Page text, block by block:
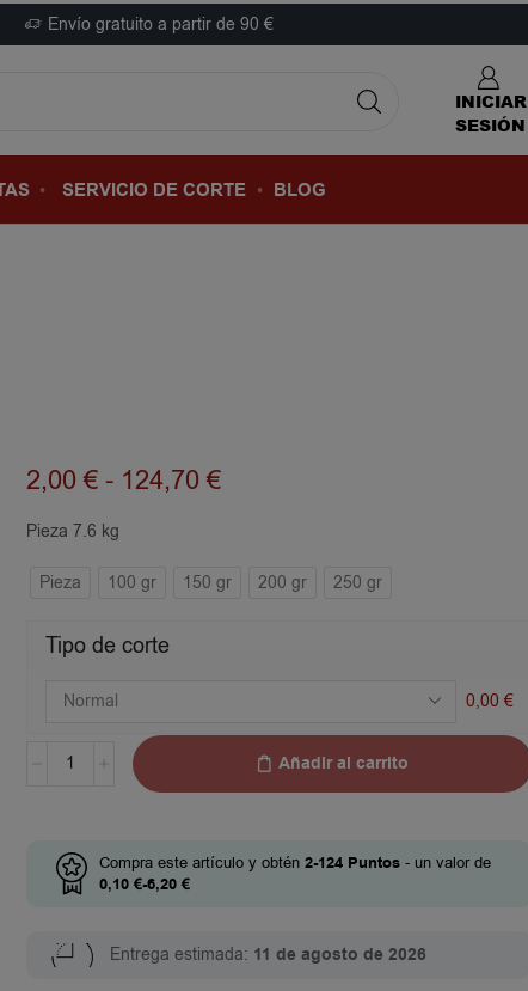
Envío gratuito a partir de 90 €
INICIAR
SESIÓN
SERVICIO DE CORTE BLOG
2,00€ - 124,70€
Pieza 7.6 kg
Pieza 100 gr 150 gr 200 gr 250 gr
Tipo de corte
0,00 €
Añadir al carrito
Compra este artículo y obtén2-124 Puntos - un valor de
0,10€-6,20€
Entrega estimada: 11 de agosto de 2026